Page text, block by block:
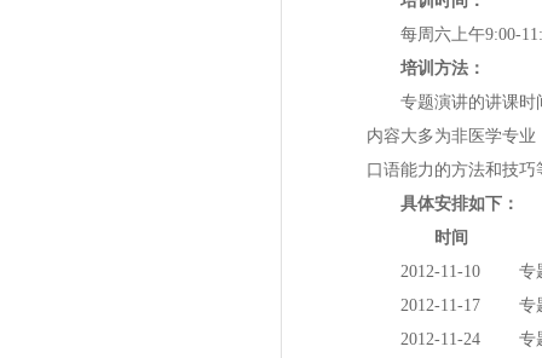
每周六上午9:00-
培训方法：
专题演讲的讲课时间
内容大多为非医学专
口语能力的方法和技
具体安排如下：
时
2012-11-10 专
2012-11-17 专
2012-11-24 专